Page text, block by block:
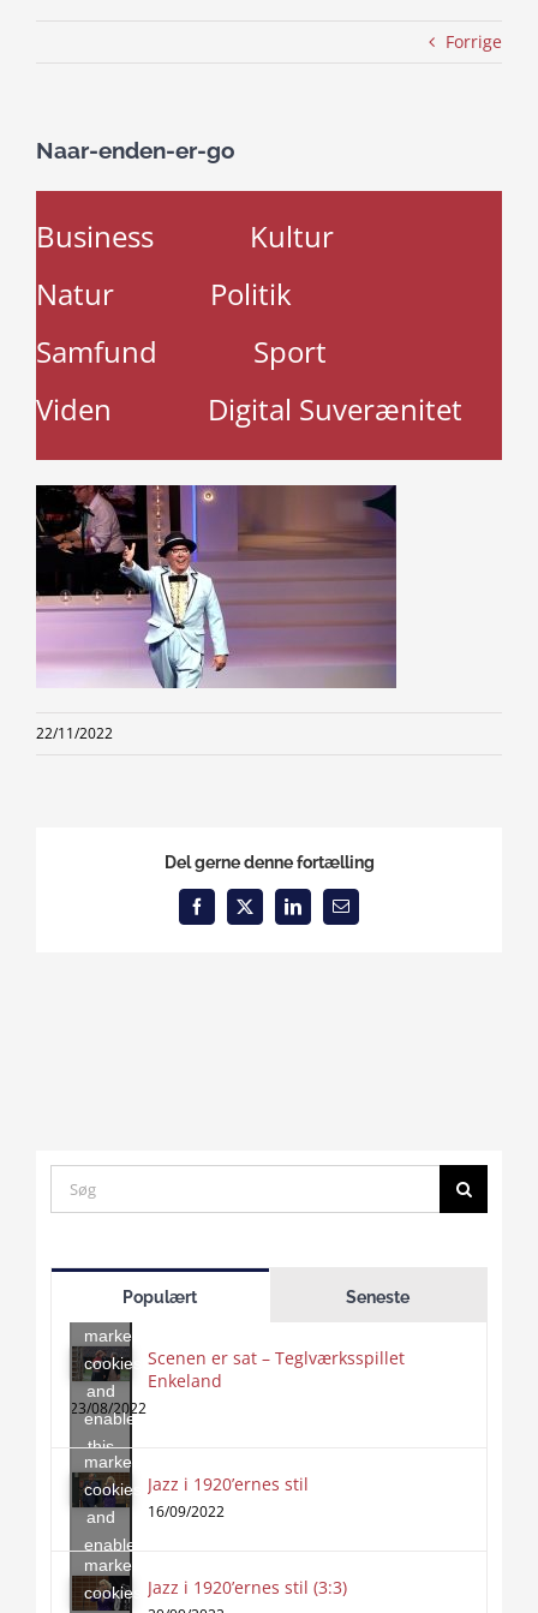
Forrige
Naar-enden-er-go
Business
Kultur
Natur
Politik
Samfund
Sport
Viden
Digital Suverænitet
22/11/2022
Del gerne denne fortælling
Facebook
X LinkedInEmail
Search
for:
Populært Seneste
accept
marketing
cookies
and
enable
this
content
Scenen er sat – Teglværksspillet
Enkeland
23/08/2022
Click
to
marketing
cookies
and
enable
this
content
Jazz i 1920’ernes stil
16/09/2022
Click
to
accept
marketing
cookies
Jazz i 1920’ernes stil (3:3)